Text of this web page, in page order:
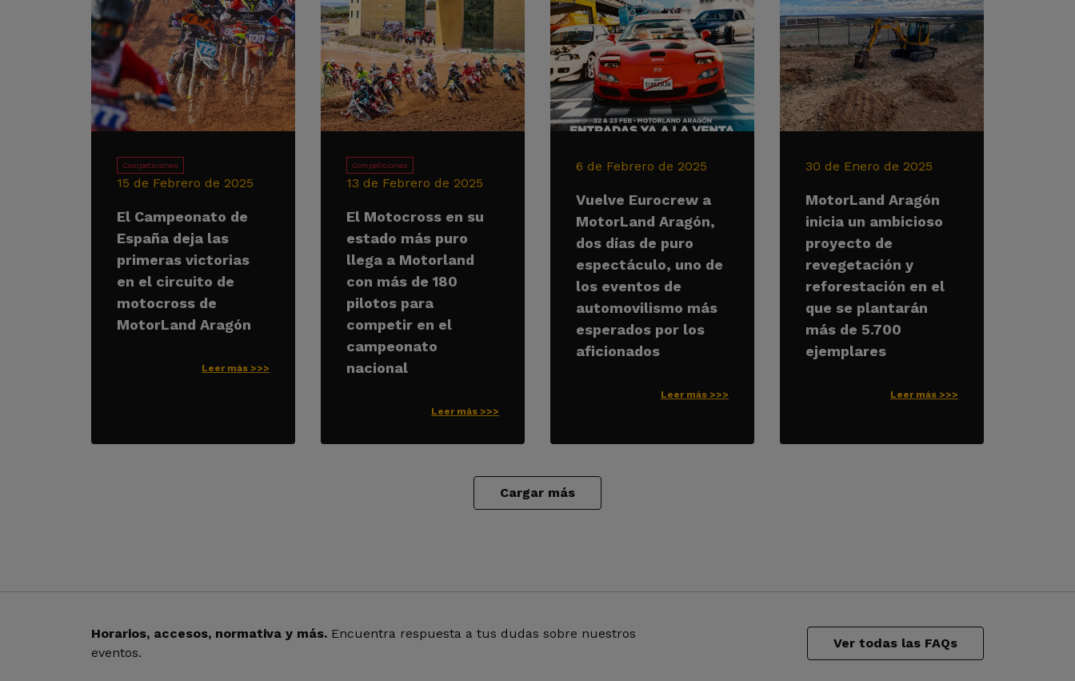
Competiciones
15 de Febrero de 2025
El Campeonato de
España deja las
primeras victorias
en el circuito de
motocross de
MotorLand Aragón
Leer más >>>
Competiciones
13 de Febrero de 2025
El Motocross en su
estado más puro
llega a Motorland
con más de 180
pilotos para
competir en el
campeonato
nacional
Leer más >>>
6 de Febrero de 2025
Vuelve Eurocrew a
MotorLand Aragón,
dos días de puro
espectáculo, uno de
los eventos de
automovilismo más
esperados por los
aficionados
Leer más >>>
30 de Enero de 2025
MotorLand Aragón
inicia un ambicioso
proyecto de
revegetación y
reforestación en el
que se plantarán
más de 5.700
ejemplares
Leer más >>>
Cargar más
Horarios, accesos, normativa y más. Encuentra respuesta a tus dudas sobre nuestros
eventos.
Ver todas las FAQs